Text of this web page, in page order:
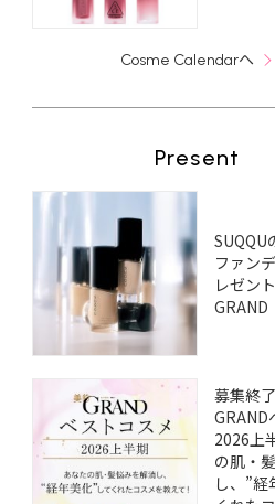
Cosme Calendarへ
Present
SUQQU
ファン
レゼン
GRAND
募集終
GRAND
2026上
の肌・
し、”経